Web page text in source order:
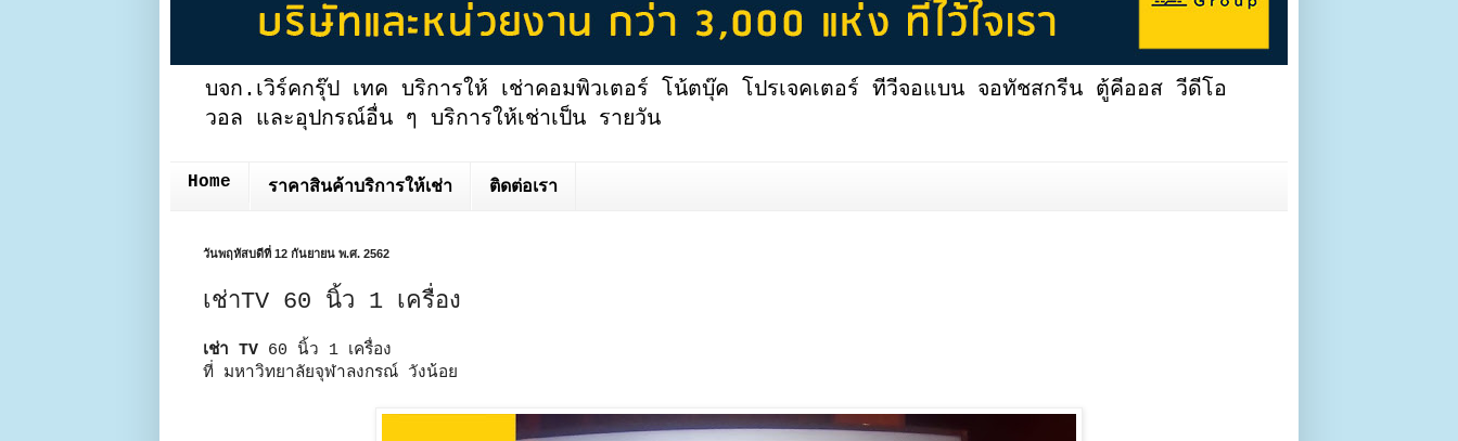
บจก.เวิร์คกรุ๊ป เทค บริการให้ เช่าคอมพิวเตอร์ โน้ตบุ๊ค โปรเจคเตอร์ ทีวีจอแบน จอทัชสกรีน ตู้คีออส วีดีโอ
วอล และอุปกรณ์อื่น ๆ บริการให้เช่าเป็น รายวัน
Home ราคาสินค้าบริการให้เช่า ติดต่อเรา
วันพฤหัสบดีที่ 12 กันยายน พ.ศ. 2562
เช่าTV 60 นิ้ว 1 เครื่อง
เช่า TV 60 นิ้ว 1 เครื่อง
ที่ มหาวิทยาลัยจุฬาลงกรณ์ วังน้อย